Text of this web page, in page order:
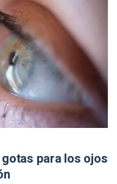
para los ojos